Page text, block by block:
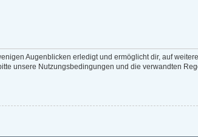
Augenblicken erledigt und ermöglicht dir, auf
unsere Nutzungsbedingungen und die verwandten